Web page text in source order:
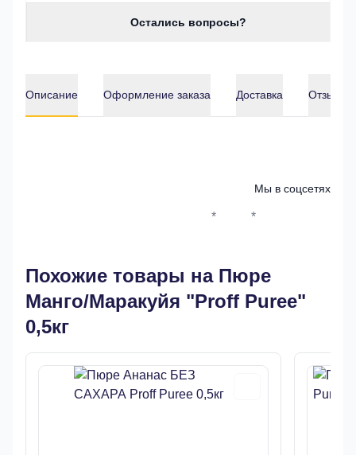
Остались вопросы?
Описание Оформление заказа Доставка Отзывы
Мы в соцсетях
* *
Похожие товары на Пюре
Манго/Маракуйя "Proff Puree"
0,5кг